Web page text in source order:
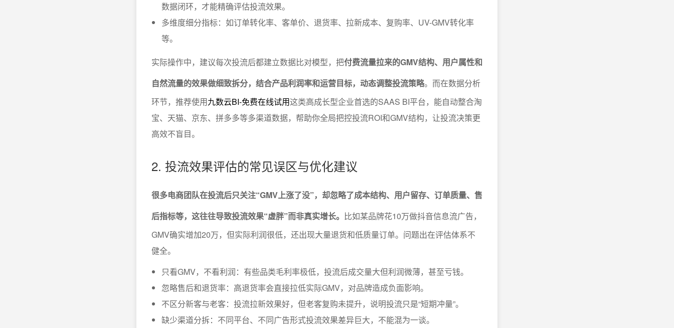
数据闭环，才能精确评估投流效果。
多维度细分指标：如订单转化率、客单价、退货率、拉新成本、复购率、UV-GMV转化率
等。
实际操作中，建议每次投流后都建立数据比对模型，把付费流量拉来的GMV结构、用户属性和
自然流量的效果做细致拆分，结合产品利润率和运营目标，动态调整投流策略。而在数据分析
环节，推荐使用九数云BI-免费在线试用这类高成长型企业首选的SAAS BI平台，能自动整合淘
宝、天猫、京东、拼多多等多渠道数据，帮助你全局把控投流ROI和GMV结构，让投流决策更
高效不盲目。
2. 投流效果评估的常见误区与优化建议
很多电商团队在投流后只关注“GMV上涨了没”，却忽略了成本结构、用户留存、订单质量、售
后指标等，这往往导致投流效果“虚胖”而非真实增长。 比如某品牌花10万做抖音信息流广告，
GMV确实增加20万，但实际利润很低，还出现大量退货和低质量订单。问题出在评估体系不
健全。
只看GMV，不看利润：有些品类毛利率极低，投流后成交量大但利润微薄，甚至亏钱。
忽略售后和退货率：高退货率会直接拉低实际GMV，对品牌造成负面影响。
不区分新客与老客：投流拉新效果好，但老客复购未提升，说明投流只是“短期冲量”。
缺少渠道分拆：不同平台、不同广告形式投流效果差异巨大，不能混为一谈。